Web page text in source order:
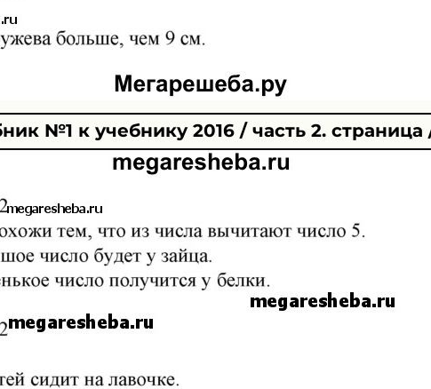
№1 к учебнику 2016 / часть 2. страница